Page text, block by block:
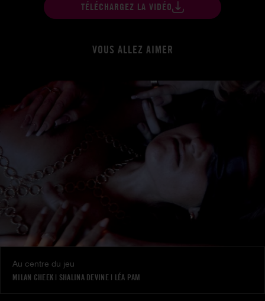
TÉLÉCHARGEZ LA VIDÉO
VOUS ALLEZ AIMER
Au centre du jeu
MILAN CHEEK | SHALINA DEVINE| LÉA PAM